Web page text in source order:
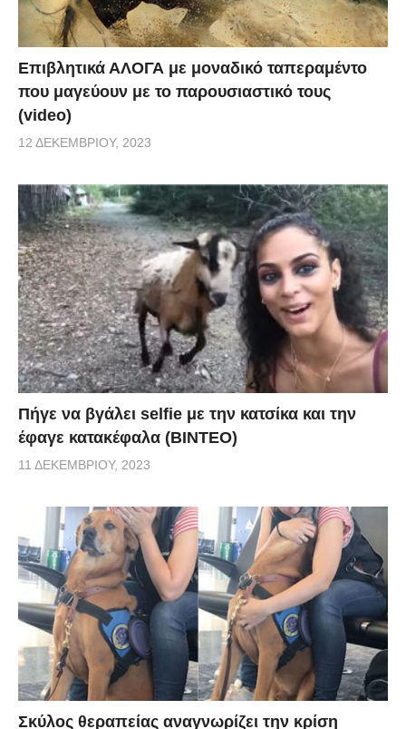
Επιβλητικά ΑΛΟΓΑ με μοναδικό ταπεραμέντο
που μαγεύουν με το παρουσιαστικό τους
(video)
12 ΔΕΚΕΜΒΡΊΟΥ, 2023
Πήγε να βγάλει selfie με την κατσίκα και την
έφαγε κατακέφαλα (ΒΙΝΤΕΟ)
11 ΔΕΚΕΜΒΡΊΟΥ, 2023
Σκύλος θεραπείας αναγνωρίζει την κρίση